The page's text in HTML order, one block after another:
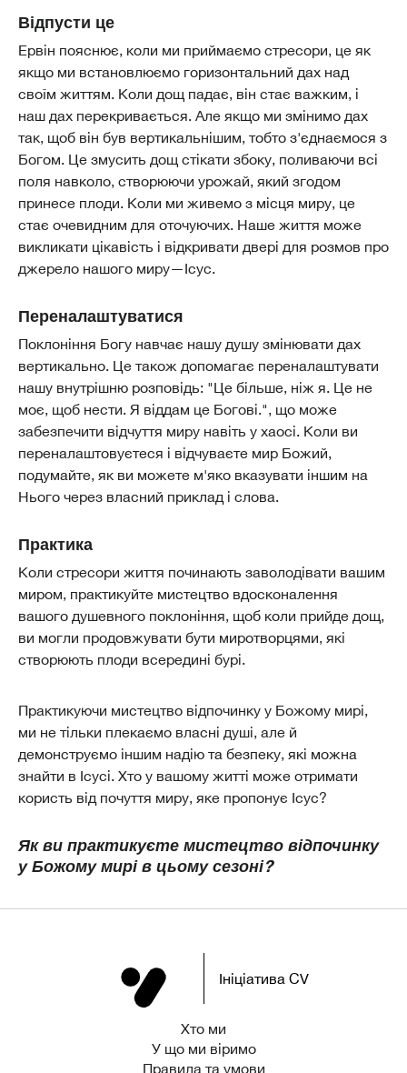
Відпусти це
Ервін пояснює, коли ми приймаємо стресори, це як
якщо ми встановлюємо горизонтальний дах над
своїм життям. Коли дощ падає, він стає важким, і
наш дах перекривається. Але якщо ми змінимо дах
так, щоб він був вертикальнішим, тобто з'єднаємося з
Богом. Це змусить дощ стікати збоку, поливаючи всі
поля навколо, створюючи урожай, який згодом
принесе плоди. Коли ми живемо з місця миру, це
стає очевидним для оточуючих. Наше життя може
викликати цікавість і відкривати двері для розмов про
джерело нашого миру—Ісус.
Переналаштуватися
Поклоніння Богу навчає нашу душу змінювати дах
вертикально. Це також допомагає переналаштувати
нашу внутрішню розповідь: "Це більше, ніж я. Це не
моє, щоб нести. Я віддам це Богові.", що може
забезпечити відчуття миру навіть у хаосі. Коли ви
переналаштовуєтеся і відчуваєте мир Божий,
подумайте, як ви можете м'яко вказувати іншим на
Нього через власний приклад і слова.
Практика
Коли стресори життя починають заволодівати вашим
миром, практикуйте мистецтво вдосконалення
вашого душевного поклоніння, щоб коли прийде дощ,
ви могли продовжувати бути миротворцями, які
створюють плоди всередині бурі.
Практикуючи мистецтво відпочинку у Божому мирі,
ми не тільки плекаємо власні душі, але й
демонструємо іншим надію та безпеку, які можна
знайти в Ісусі. Хто у вашому житті може отримати
користь від почуття миру, яке пропонує Ісус?
Як ви практикуєте мистецтво відпочинку
у Божому мирі в цьому сезоні?
Ініціатива CV
Хто ми
У що ми віримо
Правила та умови